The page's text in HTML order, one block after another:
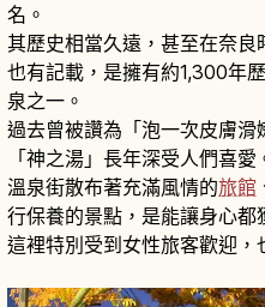
名。
其歷史相當久遠，甚至在奈
也有記載，是擁有約1,300年
泉之一。
過去曾被讚為「泡一次皮膚
「神之湯」長年深受人們喜愛
溫泉街散布著充滿風情的旅館
行保養的景點，是能讓身心都
這裡特別受到女性旅客歡迎，